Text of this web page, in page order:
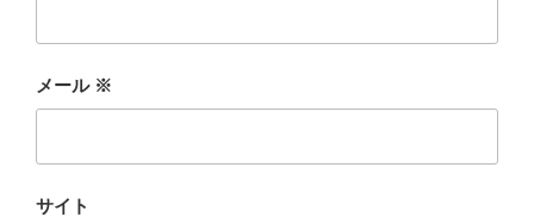
メール ※
サイト